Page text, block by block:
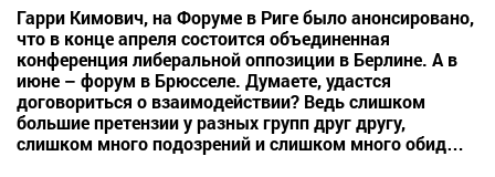
Гарри Кимович, на Форуме в Риге было анонсировано,
что в конце апреля состоится объединенная
конференция либеральной оппозиции в Берлине. А в
июне – форум в Брюсселе. Думаете, удастся
договориться о взаимодействии? Ведь слишком
большие претензии у разных групп друг другу,
слишком много подозрений и слишком много обид…